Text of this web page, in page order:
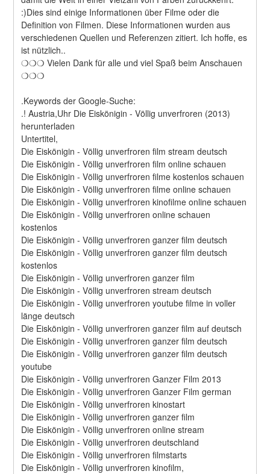
:)Dies sind einige Informationen über Filme oder die
Definition von Filmen. Diese Informationen wurden aus
verschiedenen Quellen und Referenzen zitiert. Ich hoffe, es
ist nützlich..
❍❍❍ Vielen Dank für alle und viel Spaß beim Anschauen
❍❍❍
.Keywords der Google-Suche:
.! Austria,Uhr Die Eiskönigin - Völlig unverfroren (2013)
herunterladen
Untertitel,
Die Eiskönigin - Völlig unverfroren film stream deutsch
Die Eiskönigin - Völlig unverfroren film online schauen
Die Eiskönigin - Völlig unverfroren filme kostenlos schauen
Die Eiskönigin - Völlig unverfroren filme online schauen
Die Eiskönigin - Völlig unverfroren kinofilme online schauen
Die Eiskönigin - Völlig unverfroren online schauen
kostenlos
Die Eiskönigin - Völlig unverfroren ganzer film deutsch
Die Eiskönigin - Völlig unverfroren ganzer film deutsch
kostenlos
Die Eiskönigin - Völlig unverfroren ganzer film
Die Eiskönigin - Völlig unverfroren stream deutsch
Die Eiskönigin - Völlig unverfroren youtube filme in voller
länge deutsch
Die Eiskönigin - Völlig unverfroren ganzer film auf deutsch
Die Eiskönigin - Völlig unverfroren ganzer film deutsch
Die Eiskönigin - Völlig unverfroren ganzer film deutsch
youtube
Die Eiskönigin - Völlig unverfroren Ganzer Film 2013
Die Eiskönigin - Völlig unverfroren Ganzer Film german
Die Eiskönigin - Völlig unverfroren kinostart
Die Eiskönigin - Völlig unverfroren ganzer film
Die Eiskönigin - Völlig unverfroren online stream
Die Eiskönigin - Völlig unverfroren deutschland
Die Eiskönigin - Völlig unverfroren filmstarts
Die Eiskönigin - Völlig unverfroren kinofilm,